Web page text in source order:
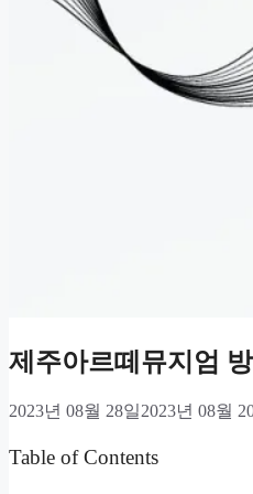
제주아르떼뮤지엄
2023년 08월 28일2023년 08월
Table of Contents